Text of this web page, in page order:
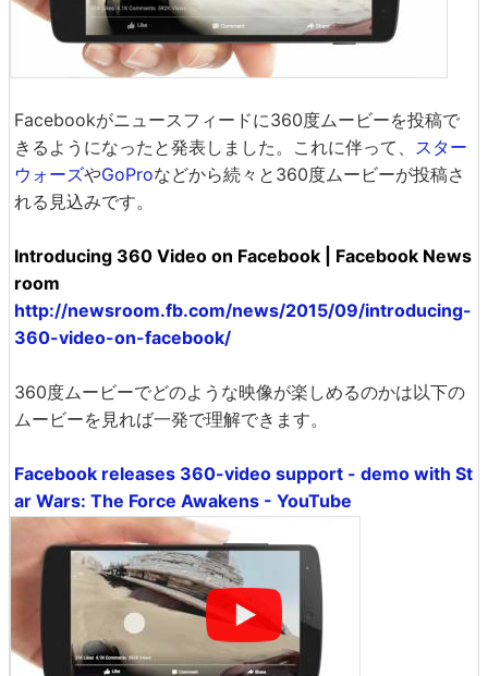
Facebookがニュースフィードに360度ムービーを投稿で
きるようになったと発表しました。これに伴って、 スター
ウォーズやGoProなどから続々と360度ムービーが投稿さ
れる見込みです。
Introducing 360 Video on Facebook | Facebook News
room
http://newsroom.fb.com/news/2015/09/introducing-
360-video-on-facebook/
360度ムービーでどのような映像が楽しめるのかは以下の
ムービーを見れば一発で理解できます。
Facebook releases 360-video support - demo with St
ar Wars: The Force Awakens - YouTube